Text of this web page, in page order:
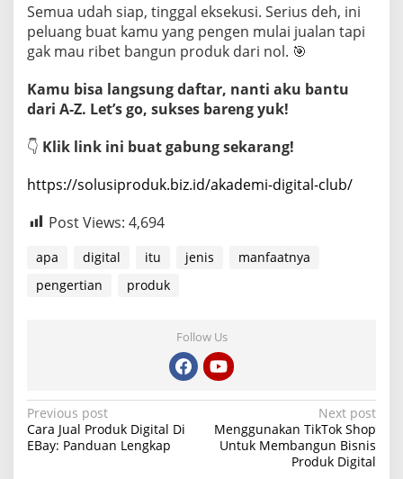
Semua udah siap, tinggal eksekusi. Serius deh, ini
peluang buat kamu yang pengen mulai jualan tapi
gak mau ribet bangun produk dari nol. 🎯
Kamu bisa langsung daftar, nanti aku bantu
dari A-Z. Let’s go, sukses bareng yuk!
👇 Klik link ini buat gabung sekarang!
https://solusiproduk.biz.id/akademi-digital-club/
Post Views: 4,694
apa digital itu jenis
manfaatnya
pengertian
produk
Follow Us
P
o
Previous post
Cara Jual Produk Digital Di
EBay: Panduan Lengkap
Next post
Menggunakan TikTok Shop
Untuk Membangun Bisnis
Produk Digital